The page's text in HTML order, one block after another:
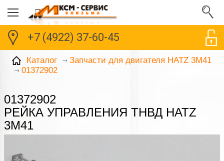
+7 (4922) 37-60-45
Каталог
Запчасти для двигателя HATZ 3M41
01372902
01372902
РЕЙКА УПРАВЛЕНИЯ ТНВД HATZ
3M41